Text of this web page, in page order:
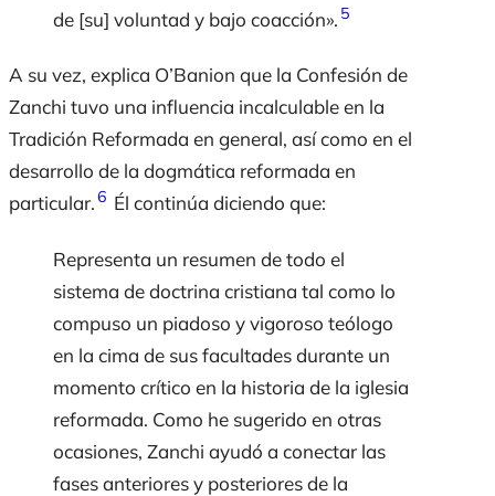
de [su] voluntad y bajo coacción». 5
A su vez, explica O’Banion que la Confesión de
Zanchi tuvo una influencia incalculable en la
Tradición Reformada en general, así como en el
desarrollo de la dogmática reformada en
particular.6 Él continúa diciendo que:
Representa un resumen de todo el
sistema de doctrina cristiana tal como lo
compuso un piadoso y vigoroso teólogo
en la cima de sus facultades durante un
momento crítico en la historia de la iglesia
reformada. Como he sugerido en otras
ocasiones, Zanchi ayudó a conectar las
fases anteriores y posteriores de la